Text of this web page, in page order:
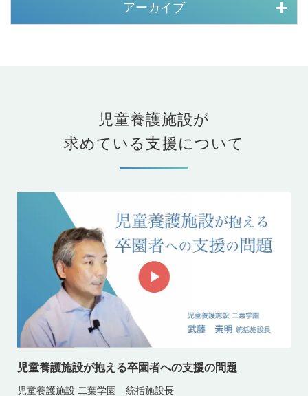
アーカイブ
児童養護施設が
求めている支援について
児童養護施設が抱える卒園者への支援の問題
児童養護施設 二葉学園 統括施設長